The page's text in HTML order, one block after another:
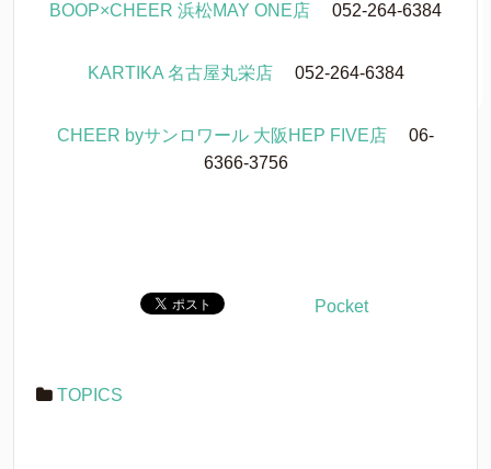
BOOP×CHEER 浜松MAY ONE店 052-264-6384
KARTIKA 名古屋丸栄店 052-264-6384
CHEER byサンロワール 大阪HEP FIVE店
06-
6366-3756
Pocket
TOPICS